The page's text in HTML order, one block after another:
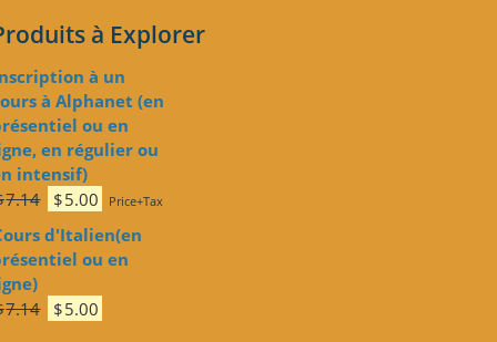
à Explorer
à un
à Alphanet (en
ou en
en régulier ou
intensif)
7.14
Le
initial
était :
$7.14.
$5.00 Le
actuel
est :
$5.00.
Price+Tax
d'Italien(en
ou en
7.14
Le
$5.00